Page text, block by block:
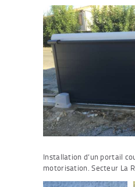
Installation d’un portail
motorisation. Secteur La